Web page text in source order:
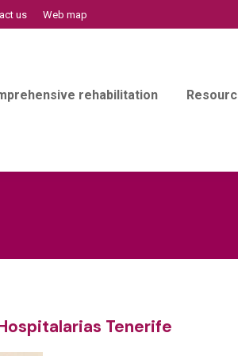
us Web map
rehabilitation
Tenerife